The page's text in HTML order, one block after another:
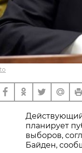
планирует
выборов,
Байден,